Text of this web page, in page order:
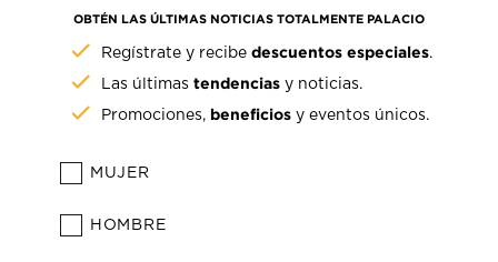
OBTÉN LAS ÚLTIMAS NOTICIAS TOTALMENTE PALACIO
Regístrate y recibedescuentos especiales.
Las últimastendencias y noticias.
Promociones, beneficios y eventos únicos.
MUJER
HOMBRE